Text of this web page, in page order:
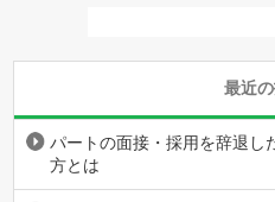
最近
パートの面接・採用を辞退し
方とは